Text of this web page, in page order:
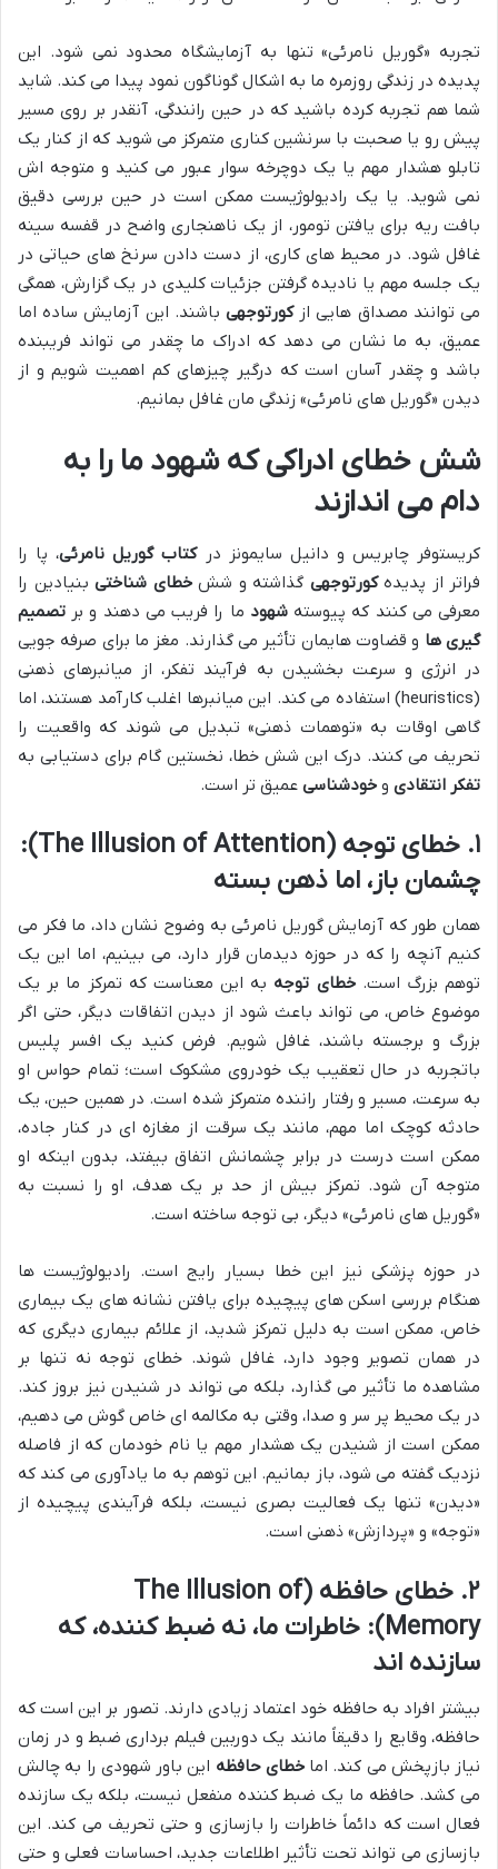
تجربه «گوریل نامرئی» تنها به آزمایشگاه محدود نمی شود. این
پدیده در زندگی روزمره ما به اشکال گوناگون نمود پیدا می کند. شاید
شما هم تجربه کرده باشید که در حین رانندگی، آنقدر بر روی مسیر
پیش رو یا صحبت با سرنشین کناری متمرکز می شوید که از کنار یک
تابلو هشدار مهم یا یک دوچرخه سوار عبور می کنید و متوجه اش
نمی شوید. یا یک رادیولوژیست ممکن است در حین بررسی دقیق
بافت ریه برای یافتن تومور، از یک ناهنجاری واضح در قفسه سینه
غافل شود. در محیط های کاری، از دست دادن سرنخ های حیاتی در
یک جلسه مهم یا نادیده گرفتن جزئیات کلیدی در یک گزارش، همگی
می توانند مصداق هایی ازکورتوجهی باشند. این آزمایش ساده اما
عمیق، به ما نشان می دهد که ادراک ما چقدر می تواند فریبنده
باشد و چقدر آسان است که درگیر چیزهای کم اهمیت شویم و از
دیدن «گوریل های نامرئی» زندگی مان غافل بمانیم.
شش خطای ادراکی که شهود ما را به
دام می اندازند
کریستوفر چابریس و دانیل سایمونز درکتاب گوریل نامرئی، پا را
فراتر از پدیدهکورتوجهی گذاشته و ششخطای شناختی بنیادین را
معرفی می کنند که پیوستهشهود ما را فریب می دهند و بر تصمیم
گیری ها و قضاوت هایمان تأثیر می گذارند. مغز ما برای صرفه جویی
در انرژی و سرعت بخشیدن به فرآیند تفکر، از میانبرهای ذهنی
(heuristics) استفاده می کند. این میانبرها اغلب کارآمد هستند، اما
گاهی اوقات به «توهمات ذهنی» تبدیل می شوند که واقعیت را
تحریف می کنند. درک این شش خطا، نخستین گام برای دستیابی به
تفکر انتقادی و خودشناسی عمیق تر است.
۱. خطای توجه (The Illusion of Attention):
چشمان باز، اما ذهن بسته
همان طور که آزمایش گوریل نامرئی به وضوح نشان داد، ما فکر می
کنیم آنچه را که در حوزه دیدمان قرار دارد، می بینیم، اما این یک
توهم بزرگ است.خطای توجه به این معناست که تمرکز ما بر یک
موضوع خاص، می تواند باعث شود از دیدن اتفاقات دیگر، حتی اگر
بزرگ و برجسته باشند، غافل شویم. فرض کنید یک افسر پلیس
باتجربه در حال تعقیب یک خودروی مشکوک است؛ تمام حواس او
به سرعت، مسیر و رفتار راننده متمرکز شده است. در همین حین، یک
حادثه کوچک اما مهم، مانند یک سرقت از مغازه ای در کنار جاده،
ممکن است درست در برابر چشمانش اتفاق بیفتد، بدون اینکه او
متوجه آن شود. تمرکز بیش از حد بر یک هدف، او را نسبت به
«گوریل های نامرئی» دیگر، بی توجه ساخته است.
در حوزه پزشکی نیز این خطا بسیار رایج است. رادیولوژیست ها
هنگام بررسی اسکن های پیچیده برای یافتن نشانه های یک بیماری
خاص، ممکن است به دلیل تمرکز شدید، از علائم بیماری دیگری که
در همان تصویر وجود دارد، غافل شوند. خطای توجه نه تنها بر
مشاهده ما تأثیر می گذارد، بلکه می تواند در شنیدن نیز بروز کند.
در یک محیط پر سر و صدا، وقتی به مکالمه ای خاص گوش می دهیم،
ممکن است از شنیدن یک هشدار مهم یا نام خودمان که از فاصله
نزدیک گفته می شود، باز بمانیم. این توهم به ما یادآوری می کند که
«دیدن» تنها یک فعالیت بصری نیست، بلکه فرآیندی پیچیده از
«توجه» و «پردازش» ذهنی است.
۲. خطای حافظه (The Illusion of
Memory): خاطرات ما، نه ضبط کننده، که
سازنده اند
بیشتر افراد به حافظه خود اعتماد زیادی دارند. تصور بر این است که
حافظه، وقایع را دقیقاً مانند یک دوربین فیلم برداری ضبط و در زمان
نیاز بازپخش می کند. اماخطای حافظه این باور شهودی را به چالش
می کشد. حافظه ما یک ضبط کننده منفعل نیست، بلکه یک سازنده
فعال است که دائماً خاطرات را بازسازی و حتی تحریف می کند. این
بازسازی می تواند تحت تأثیر اطلاعات جدید، احساسات فعلی و حتی